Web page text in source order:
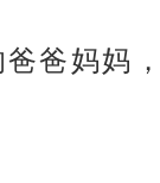
爸妈妈